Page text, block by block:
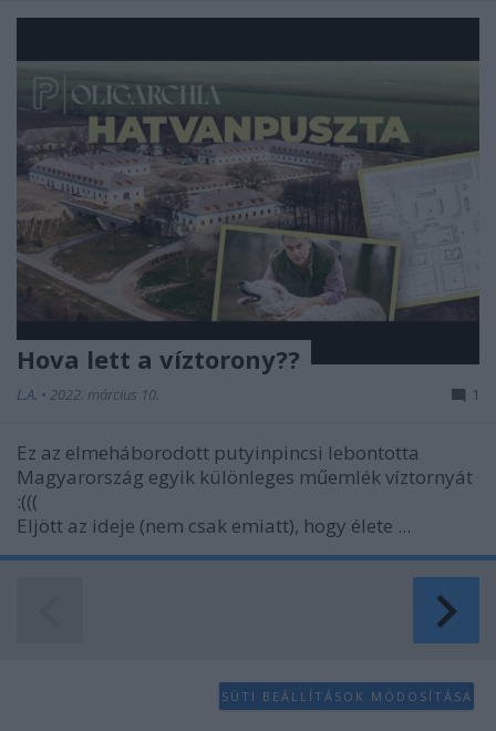
Hova lett a víztorony??
L.A. • 2022. március 10. 1
Ez az elmeháborodott putyinpincsi lebontotta
Magyarország egyik különleges műemlék víztornyát
:(((
Eljött az ideje (nem csak emiatt), hogy élete ...
SÜTI BEÁLLÍTÁSOK MÓDOSÍTÁSA